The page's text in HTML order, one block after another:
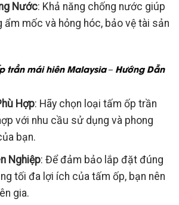
Nước: Khả năng chống nước giúp
ẩm mốc và hỏng hóc, bảo vệ tài sản
trần mái hiên Malaysia – Hướng Dẫn
Hợp: Hãy chọn loại tấm ốp trần
với nhu cầu sử dụng và phong
bạn.
Nghiệp: Để đảm bảo lắp đặt đúng
tối đa lợi ích của tấm ốp, bạn nên
gia.